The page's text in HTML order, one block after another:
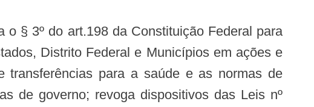
Distrito Federal e Municípios em ações e
transferências para a saúde e as normas de
de governo; revoga dispositivos das Leis nº